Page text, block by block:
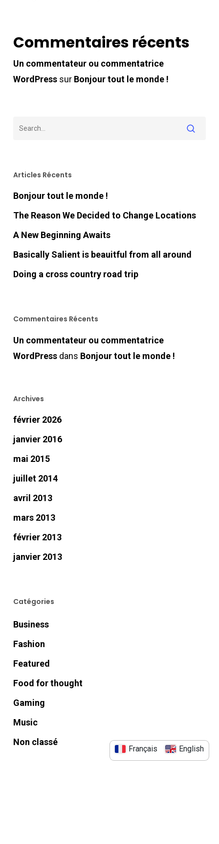
Commentaires récents
Un commentateur ou commentatrice
WordPresssur Bonjour tout le monde !
Articles Récents
Bonjour tout le monde !
The Reason We Decided to Change Locations
A New Beginning Awaits
Basically Salient is beauitful from all around
Doing a cross country road trip
Commentaires Récents
Un commentateur ou commentatrice
WordPressdans Bonjour tout le monde !
Archives
février 2026
janvier 2016
mai 2015
juillet 2014
avril 2013
mars 2013
février 2013
janvier 2013
Catégories
Business
Fashion
Featured
Food for thought
Gaming
Music
Non classé
Français English